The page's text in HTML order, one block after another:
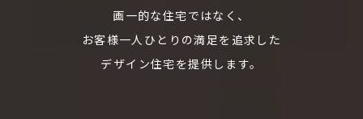
画一的な住宅ではなく、
お客様一人ひとりの満足を追求した
デザイン住宅を提供します。